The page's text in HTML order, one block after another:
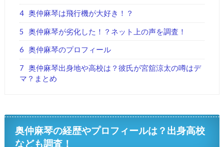
4 奥仲麻琴は飛行機が大好き！？
5 奥仲麻琴が劣化した！？ネット上の声を調査！
6 奥仲麻琴のプロフィール
7 奥仲麻琴出身地や高校は？彼氏が宮舘涼太の噂はデ
マ？まとめ
奥仲麻琴の経歴やプロフィールは？出身高校
なども調査！